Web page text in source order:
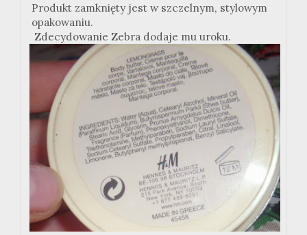
Produkt zamknięty jest w szczelnym, stylowym
opakowaniu.
Zdecydowanie Zebra dodaje mu uroku.